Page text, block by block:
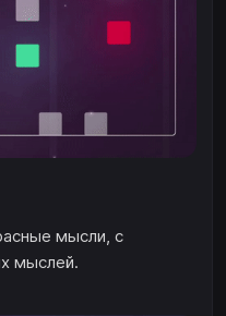
мысли, с
мыслей.